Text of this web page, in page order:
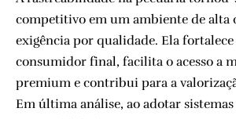
competitivo em um ambiente de alta
exigência por qualidade. Ela
consumidor final, facilita o acesso a
premium e contribui para a
Em última análise, ao adotar sistemas